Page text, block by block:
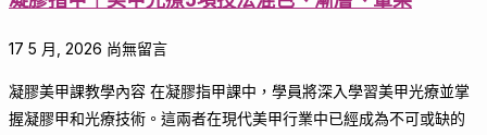
17 5 月, 2026 尚無留言
凝膠美甲課教學內容 在凝膠指甲課中，學員將深入學習美甲光療並掌
握凝膠甲和光療技術。這兩者在現代美甲行業中已經成為不可或缺的